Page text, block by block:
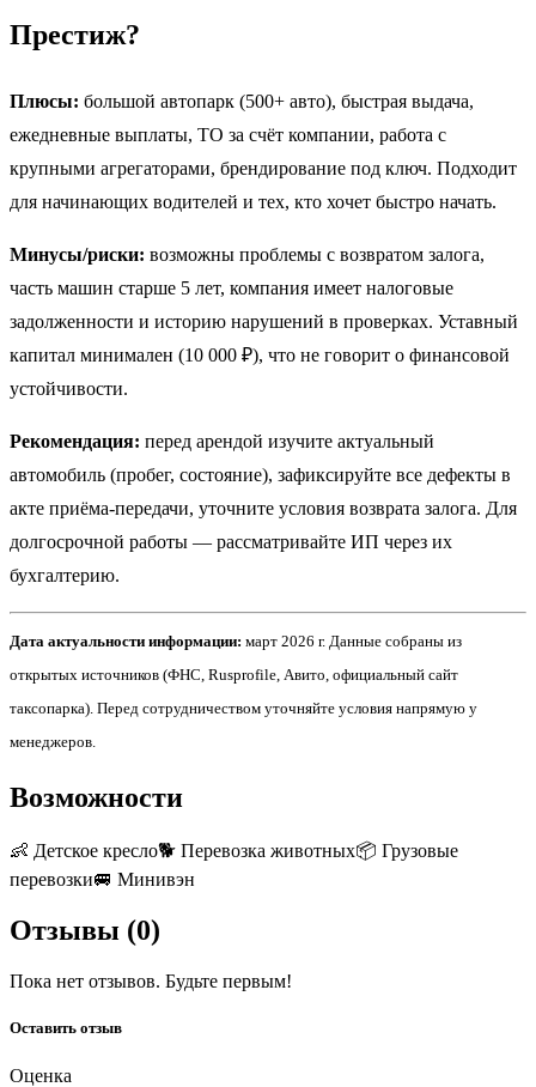
Престиж?
Плюсы: большой автопарк (500+ авто), быстрая выдача,
ежедневные выплаты, ТО за счёт компании, работа с
крупными агрегаторами, брендирование под ключ. Подходит
для начинающих водителей и тех, кто хочет быстро начать.
Минусы/риски: возможны проблемы с возвратом залога,
часть машин старше 5 лет, компания имеет налоговые
задолженности и историю нарушений в проверках. Уставный
капитал минимален (10 000 ₽), что не говорит о финансовой
устойчивости.
Рекомендация: перед арендой изучите актуальный
автомобиль (пробег, состояние), зафиксируйте все дефекты в
акте приёма-передачи, уточните условия возврата залога. Для
долгосрочной работы — рассматривайте ИП через их
бухгалтерию.
Дата актуальности информации: март 2026 г. Данные собраны из
открытых источников (ФНС, Rusprofile, Авито, официальный сайт
таксопарка). Перед сотрудничеством уточняйте условия напрямую у
менеджеров.
Возможности
👶 Детское кресло🐕 Перевозка животных📦 Грузовые
перевозки🚐 Минивэн
Отзывы (0)
Пока нет отзывов. Будьте первым!
Оставить отзыв
Оценка